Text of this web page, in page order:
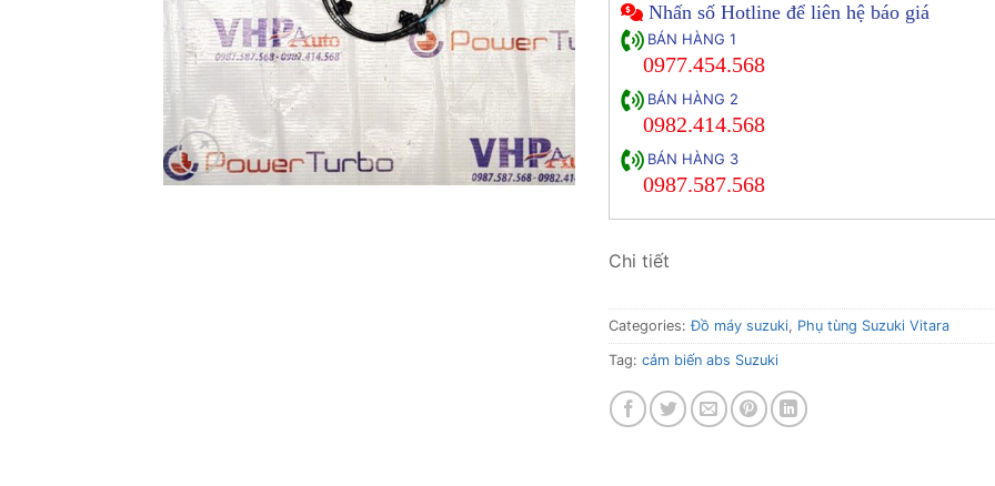
Nhấn số Hotline để liên hệ báo giá
BÁN HÀNG 1
0977.454.568
BÁN HÀNG 2
0982.414.568
BÁN HÀNG 3
0987.587.568
Chi tiết
Categories:Đồ máy suzuki, Phụ tùng Suzuki Vitara
Tag: cảm biến abs Suzuki